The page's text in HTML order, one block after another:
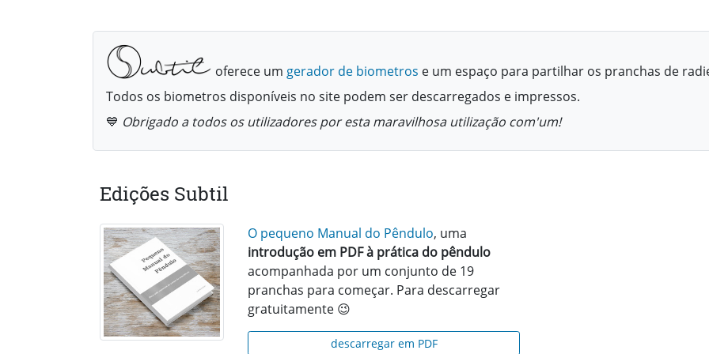
oferece um gerador de biometros e um espaço para partilhar os pranchas de
Todos os biometros disponíveis no site podem ser descarregados e impressos.
💙 Obrigado a todos os utilizadores por esta maravilhosa utilização com'um!
Edições Subtil
O pequeno Manual do Pêndulo, uma
introdução em PDF à prática do pêndulo
acompanhada por um conjunto de 19
pranchas para começar. Para descarregar
gratuitamente 😉
descarregar em PDF